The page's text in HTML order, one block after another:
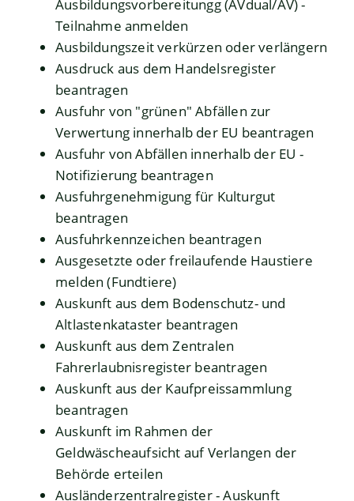
Ausbildungsvorbereitungg (AVdual/AV) -
Teilnahme anmelden
Ausbildungszeit verkürzen oder verlängern
Ausdruck aus dem Handelsregister
beantragen
Ausfuhr von "grünen" Abfällen zur
Verwertung innerhalb der EU beantragen
Ausfuhr von Abfällen innerhalb der EU -
Notifizierung beantragen
Ausfuhrgenehmigung für Kulturgut
beantragen
Ausfuhrkennzeichen beantragen
Ausgesetzte oder freilaufende Haustiere
melden (Fundtiere)
Auskunft aus dem Bodenschutz- und
Altlastenkataster beantragen
Auskunft aus dem Zentralen
Fahrerlaubnisregister beantragen
Auskunft aus der Kaufpreissammlung
beantragen
Auskunft im Rahmen der
Geldwäscheaufsicht auf Verlangen der
Behörde erteilen
Ausländerzentralregister - Auskunft